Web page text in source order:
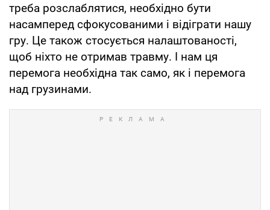
треба розслаблятися, необхідно бути
насамперед сфокусованими і відіграти нашу
гру. Це також стосується налаштованості,
щоб ніхто не отримав травму. І нам ця
перемога необхідна так само, як і перемога
над грузинами.